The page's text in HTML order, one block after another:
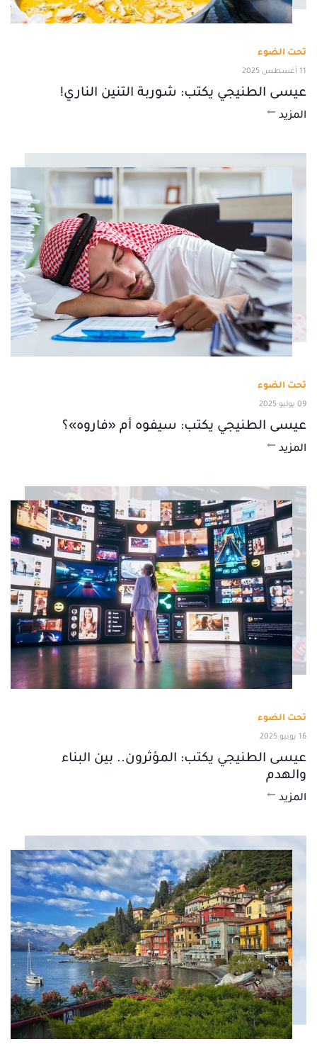
تحت الضوء
11 أغسطس 2025
عيسى الطنيجي يكتب: شوربة التنين الناري!
المزيد
تحت الضوء
09 يوليو 2025
عيسى الطنيجي يكتب: سيفوه أم «فاروه»؟
المزيد
تحت الضوء
16 يونيو 2025
عيسى الطنيجي يكتب: المؤثرون.. بين البناء
والهدم
المزيد